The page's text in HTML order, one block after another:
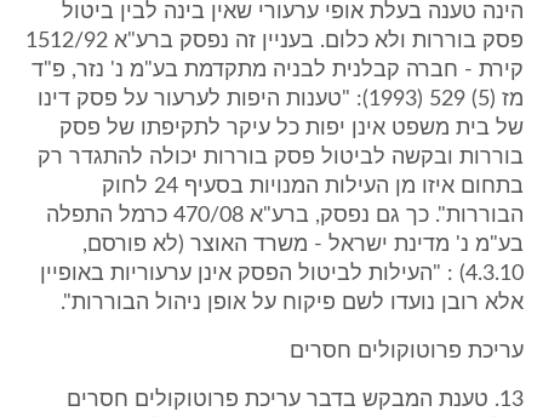
הינה טענה בעלת אופי ערעורי שאין בינה לבין ביטול
פסק בוררות ולא כלום. בעניין זה נפסק ברע"א 1512/92
קירת - חברה קבלנית לבניה מתקדמת בע"מ נ' נזר, פ"ד
מז (5) 529 (1993): "טענות היפות לערעור על פסק דינו
של בית משפט אינן יפות כל עיקר לתקיפתו של פסק
בוררות ובקשה לביטול פסק בוררות יכולה להתגדר רק
בתחום איזו מן העילות המנויות בסעיף 24 לחוק
הבוררות". כך גם נפסק, ברע"א 470/08 כרמל התפלה
בע"מ נ' מדינת ישראל - משרד האוצר (לא פורסם,
4.3.10) : "העילות לביטול הפסק אינן ערעוריות באופיין
אלא רובן נועדו לשם פיקוח על אופן ניהול הבוררות".
עריכת פרוטוקולים חסרים
13. טענת המבקש בדבר עריכת פרוטוקולים חסרים